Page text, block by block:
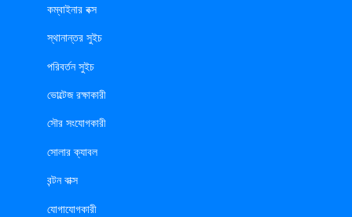
কম্বাইনার বক্স
স্থানান্তর সুইচ
পরিবর্তন সুইচ
ভোল্টেজ রক্ষাকারী
সৌর সংযোগকারী
সোলার ক্যাবল
বন্টন বাক্স
যোগাযোগকারী